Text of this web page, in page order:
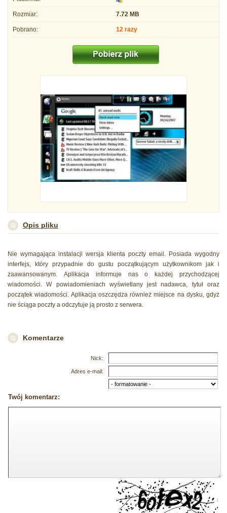
Rozmiar: 7.72 MB
Pobrano: 12 razy
Opis pliku
Nie wymagająca instalacji wersja klienta poczty email. Posiada wygodny
interfejs, który przypadnie do gustu początkującym użytkownikom jak i
zaawansowanym. Aplikacja informuje nas o każdej przychodzącej
wiadomości. W powiadomieniach wyświetlany jest nadawca, tytuł oraz
początek wiadomości. Aplikacja oszczędza również miejsce na dysku, gdyż
nie ściąga poczty a odczytuje ją prosto z serwera.
Komentarze
Nick:
Adres e-mail:
Twój komentarz: